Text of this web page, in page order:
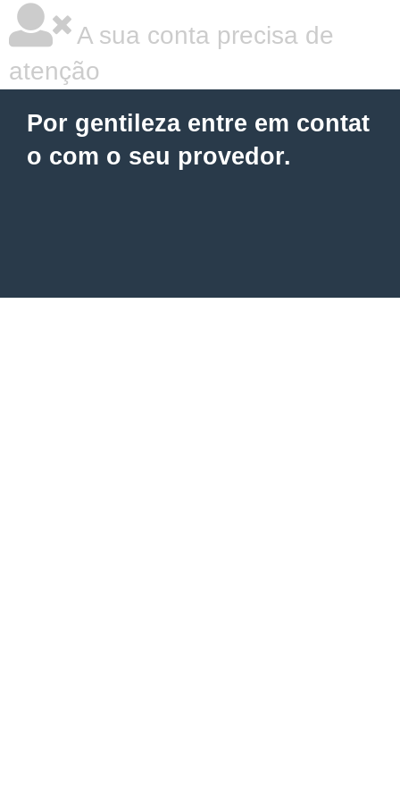
A sua conta precisa de
atenção
Por gentileza entre em contat
o com o seu provedor.